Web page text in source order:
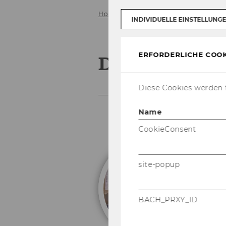
Home
Dr. Georg
INDIVIDUELLE
ERFORDERLICHE
Diese Cookies
Name
CookieConsent
site-popup
BACH_PRXY_ID